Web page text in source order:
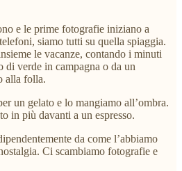
e le prime fotografie iniziano a
siamo tutti su quella spiaggia.
le vacanze, contando i minuti
di verde in campagna o da un
alla folla.
un gelato e lo mangiamo all’ombra.
in più davanti a un espresso.
da come l’abbiamo
Ci scambiamo fotografie e